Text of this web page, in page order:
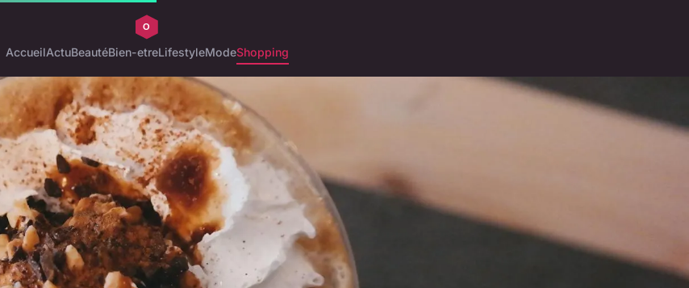
AccueilActuBeautéBien-etreLifestyleModeShopping